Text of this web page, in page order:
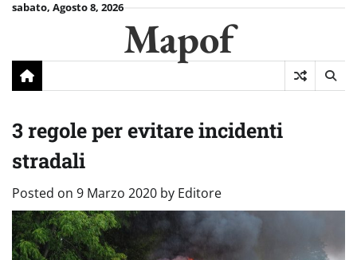
Skipsabato, Agosto 8, 2026
Mapof
3 regole per evitare incidenti
stradali
Posted on 9 Marzo 2020 by Editore